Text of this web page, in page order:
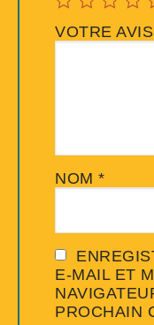
VOTRE AVIS
NOM *
E-MAIL ET
PROCHAIN